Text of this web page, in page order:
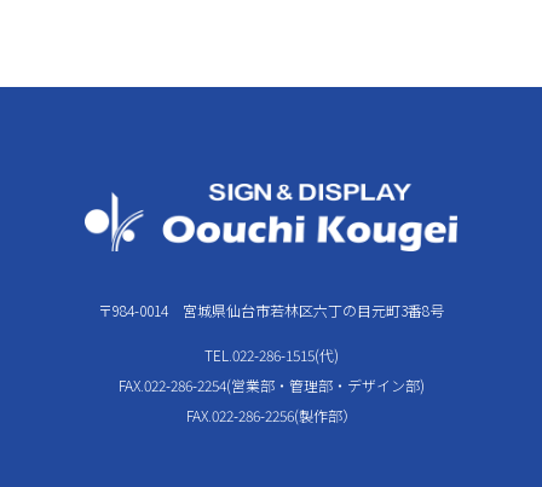
〒984-0014 宮城県仙台市若林区六丁の目元町3番8号
TEL.022-286-1515(代)
FAX.022-286-2254(営業部・管理部・デザイン部)
FAX.022-286-2256(製作部）